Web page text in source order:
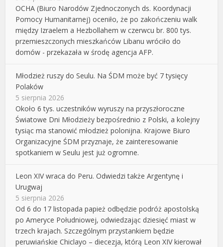
OCHA (Biuro Narodów Zjednoczonych ds. Koordynacji
Pomocy Humanitarnej) oceniło, że po zakończeniu walk
między Izraelem a Hezbollahem w czerwcu br. 800 tys.
przemieszczonych mieszkańców Libanu wróciło do
domów - przekazała w środę agencja AFP.
Młodzież ruszy do Seulu. Na ŚDM może być 7 tysięcy
Polaków
5 sierpnia 2026
Około 6 tys. uczestników wyruszy na przyszłoroczne
Światowe Dni Młodzieży bezpośrednio z Polski, a kolejny
tysiąc ma stanowić młodzież polonijna. Krajowe Biuro
Organizacyjne ŚDM przyznaje, że zainteresowanie
spotkaniem w Seulu jest już ogromne.
Leon XIV wraca do Peru. Odwiedzi także Argentynę i
Urugwaj
5 sierpnia 2026
Od 6 do 17 listopada papież odbędzie podróż apostolską
po Ameryce Południowej, odwiedzając dziesięć miast w
trzech krajach. Szczególnym przystankiem będzie
peruwiańskie Chiclayo – diecezja, którą Leon XIV kierował